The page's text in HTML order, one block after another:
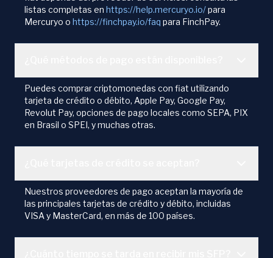
listas completas en https://help.mercuryo.io/para
Mercuryo o https://finchpay.io/faq para FinchPay.
Puedes comprar criptomonedas con fiat utilizando
tarjeta de crédito o débito, Apple Pay, Google Pay,
Revolut Pay, opciones de pago locales como SEPA, PIX
en Brasil o SPEI, y muchas otras.
Nuestros proveedores de pago aceptan la mayoría de
las principales tarjetas de crédito y débito, incluidas
VISA y MasterCard, en más de 100 países.